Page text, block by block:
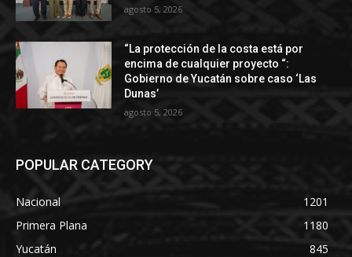
agosto 5, 2026
“La protección de la costa está por
encima de cualquier proyecto “:
Gobierno de Yucatán sobre caso ‘Las
Dunas’
agosto 5, 2026
POPULAR CATEGORY
Nacional
1201
Primera Plana
1180
Yucatán
845